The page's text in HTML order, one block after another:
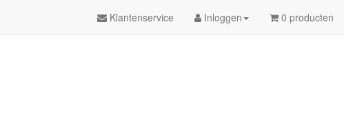
Klantenservice Inloggen 0 producten